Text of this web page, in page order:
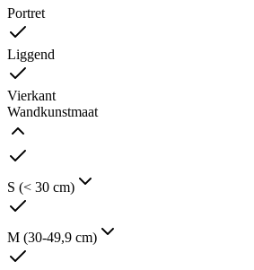
Portret
Liggend
Vierkant
Wandkunstmaat
S (< 30 cm)
M (30-49,9 cm)